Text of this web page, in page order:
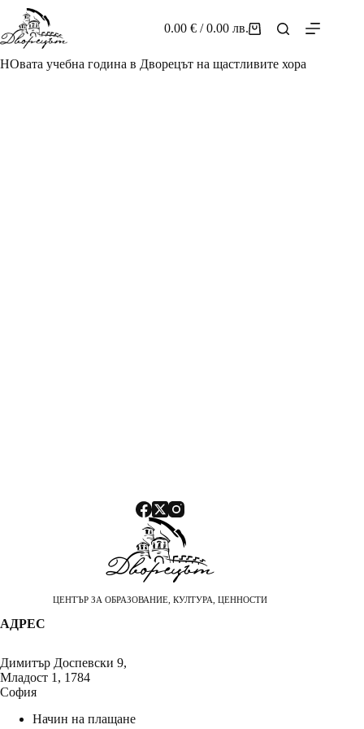
content
Shopping
0.00€ / 0.00 лв.
НОвата учебна година в Дворецът на щастливите хора
ЦЕНТЪР ЗА ОБРАЗОВАНИЕ, КУЛТУРА, ЦЕННОСТИ
АДРЕС
Димитър Доспевски 9,
Младост 1, 1784
София
Начин на плащане